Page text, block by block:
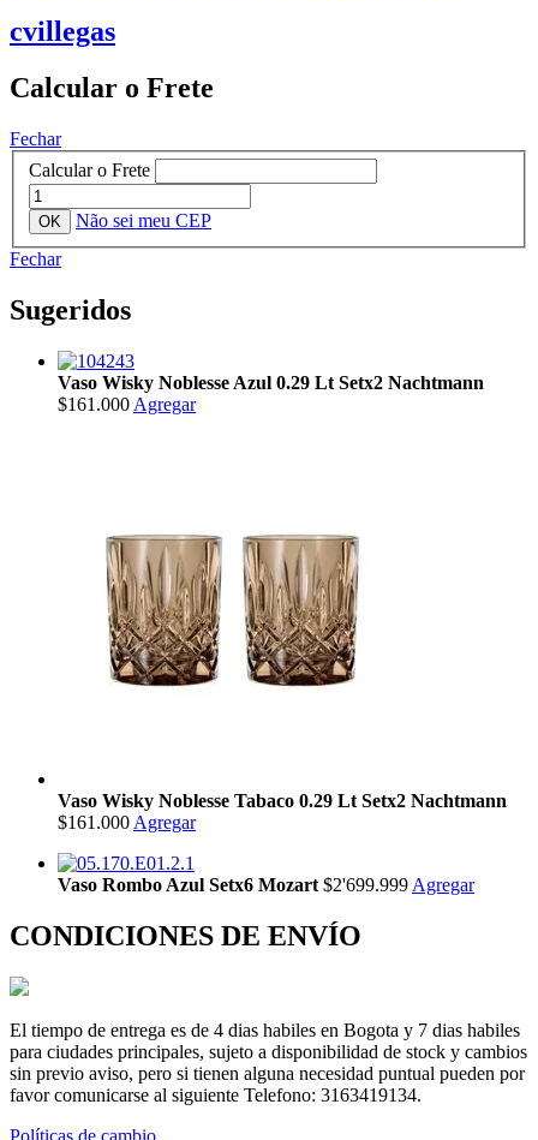
cvillegas
Calcular o Frete
Fechar
Calcular o Frete
Não sei meu CEP
Fechar
Sugeridos
Vaso Wisky Noblesse Azul 0.29 Lt Setx2 Nachtmann
$161.000 Agregar
Vaso Wisky Noblesse Tabaco 0.29 Lt Setx2 Nachtmann
$161.000 Agregar
Vaso Rombo Azul Setx6 Mozart $2'699.999 Agregar
CONDICIONES DE ENVÍO
El tiempo de entrega es de 4 dias habiles en Bogota y 7 dias habiles
para ciudades principales, sujeto a disponibilidad de stock y cambios
sin previo aviso, pero si tienen alguna necesidad puntual pueden por
favor comunicarse al siguiente Telefono: 3163419134.
Políticas de cambio